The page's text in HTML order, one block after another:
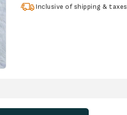
Inclusive of shipping & taxes